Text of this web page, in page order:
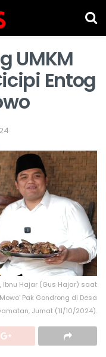
UMKM
Entog
Ibnu Hajar (Gus Hajar) saat
Pak Gondrong di Desa
Jumat (11/10/2024).